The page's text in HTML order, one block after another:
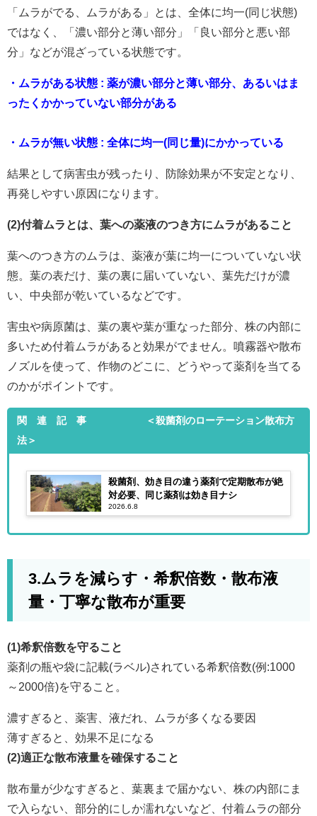
「ムラがでる、ムラがある」とは、全体に均一(同じ状態)
ではなく、「濃い部分と薄い部分」「良い部分と悪い部
分」などが混ざっている状態です。
・ムラがある状態 : 薬が濃い部分と薄い部分、あるいはま
ったくかかっていない部分がある
・ムラが無い状態 : 全体に均一(同じ量)にかかっている
結果として病害虫が残ったり、防除効果が不安定となり、
再発しやすい原因になります。
(2)付着ムラとは、葉への薬液のつき方にムラがあること
葉へのつき方のムラは、薬液が葉に均一についていない状
態。葉の表だけ、葉の裏に届いていない、葉先だけが濃
い、中央部が乾いているなどです。
害虫や病原菌は、葉の裏や葉が重なった部分、株の内部に
多いため付着ムラがあると効果がでません。噴霧器や散布
ノズルを使って、作物のどこに、どうやって薬剤を当てる
のかがポイントです。
関 連 記 事 ＜殺菌剤のローテーション散布方
法＞
殺菌剤、効き目の違う薬剤で定期散布が絶
対必要、同じ薬剤は効き目ナシ
2026.6.8
3.ムラを減らす・希釈倍数・散布液
量・丁寧な散布が重要
(1)希釈倍数を守ること
薬剤の瓶や袋に記載(ラベル)されている希釈倍数(例:1000
～2000倍)を守ること。
濃すぎると、薬害、液だれ、ムラが多くなる要因
薄すぎると、効果不足になる
(2)適正な散布液量を確保すること
散布量が少なすぎると、葉裏まで届かない、株の内部にま
で入らない、部分的にしか濡れないなど、付着ムラの部分